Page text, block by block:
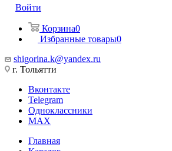
Войти
Корзина0
Избранные товары0
shigorina.k@yandex.ru
г. Тольятти
Вконтакте
Telegram
Одноклассники
MAX
Главная